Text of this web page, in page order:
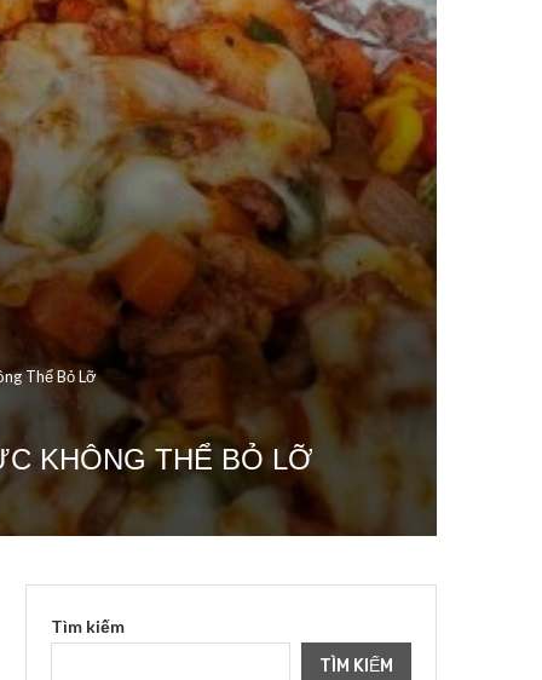
Thể Bỏ Lỡ
KHÔNG THỂ BỎ LỠ
Tìm kiếm
TÌM KIẾM